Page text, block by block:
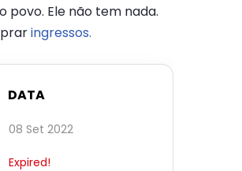
povo. Ele não tem nada.
ingressos.
DATA
08 Set 2022
Expired!